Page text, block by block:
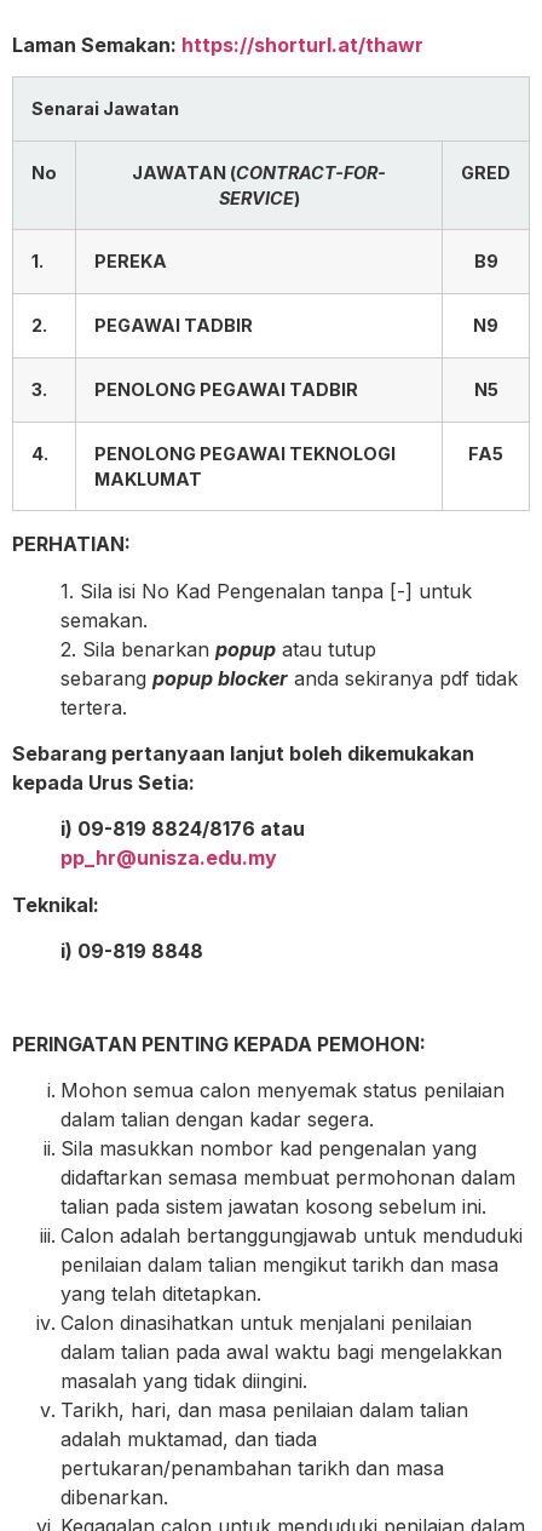
Laman Semakan: https://shorturl.at/thawr
Senarai Jawatan
No JAWATAN (CONTRACT-FOR-
SERVICE)
GRED
1. PEREKA B9
2. PEGAWAI TADBIR N9
3. PENOLONG PEGAWAI TADBIR N5
4.
PENOLONG PEGAWAI TEKNOLOGI
MAKLUMAT
FA5
PERHATIAN:
1. Sila isi No Kad Pengenalan tanpa [-] untuk
semakan.
2. Sila benarkan popup atau tutup
sebarang popup blocker anda sekiranya pdf tidak
tertera.
Sebarang pertanyaan lanjut boleh dikemukakan
kepada Urus Setia:
i) 09-819 8824/8176 atau
pp_hr@unisza.edu.my
Teknikal:
i) 09-819 8848
PERINGATAN PENTING KEPADA PEMOHON:
Mohon semua calon menyemak status penilaian
dalam talian dengan kadar segera.
Sila masukkan nombor kad pengenalan yang
didaftarkan semasa membuat permohonan dalam
talian pada sistem jawatan kosong sebelum ini.
Calon adalah bertanggungjawab untuk menduduki
penilaian dalam talian mengikut tarikh dan masa
yang telah ditetapkan.
Calon dinasihatkan untuk menjalani penilaian
dalam talian pada awal waktu bagi mengelakkan
masalah yang tidak diingini.
Tarikh, hari, dan masa penilaian dalam talian
adalah muktamad, dan tiada
pertukaran/penambahan tarikh dan masa
dibenarkan.